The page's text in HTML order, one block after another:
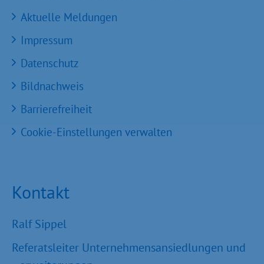
Aktuelle Meldungen
Impressum
Datenschutz
Bildnachweis
Barrierefreiheit
Cookie-Einstellungen verwalten
Kontakt
Ralf Sippel
Referatsleiter Unternehmensansiedlungen und